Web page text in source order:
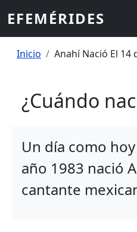
EFEMÉRIDES
Sobrescribir
Inicio Anahí Nació El 14
¿Cuándo
Un día como
año 1983 nació
cantante